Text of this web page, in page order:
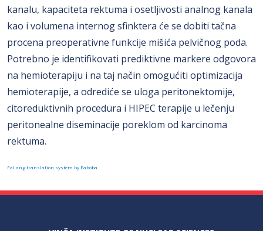
kanalu, kapaciteta rektuma i osetljivosti analnog kanala
kao i volumena internog sfinktera će se dobiti tačna
procena preoperativne funkcije mišića pelvičnog poda.
Potrebno je identifikovati prediktivne markere odgovora
na hemioterapiju i na taj način omogućiti optimizacija
hemioterapije, a odrediće se uloga peritonektomije,
citoreduktivnih procedura i HIPEC terapije u lečenju
peritonealne diseminacije poreklom od karcinoma
rektuma.
FaLang translation system by Faboba